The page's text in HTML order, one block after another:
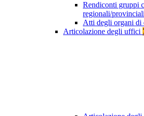
Rendiconti gruppi
regionali/provinciali
Atti degli organi di
Articolazione degli uffici